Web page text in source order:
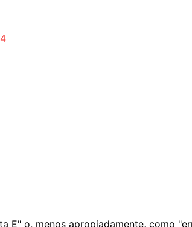
E" o, menos apropiadamente, como